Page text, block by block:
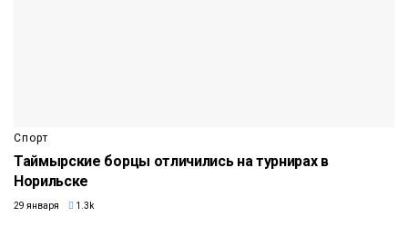
Спорт
Таймырские борцы отличились на турнирах в
Норильске
29 января 1.3k